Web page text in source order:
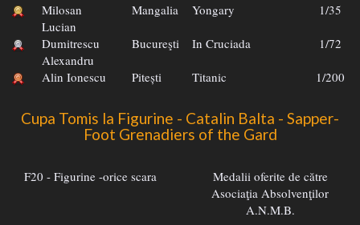
Milosan
Lucian
Mangalia Yongary 1/35
Dumitrescu
Alexandru
Bucureşti In Cruciada 1/72
Alin Ionescu Pitești Titanic 1/200
Cupa Tomis la Figurine - Catalin Balta - Sapper-
Foot Grenadiers of the Gard
F20 - Figurine -orice scara
Medalii oferite de către
Asociaţia Absolvenţilor
A.N.M.B.